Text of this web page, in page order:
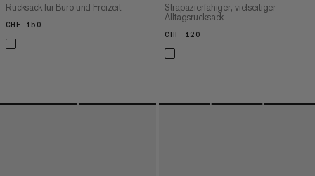
Rucksack für Büro und Freizeit
CHF 150
Strapazierfähiger, vielseitiger
Alltagsrucksack
CHF 120